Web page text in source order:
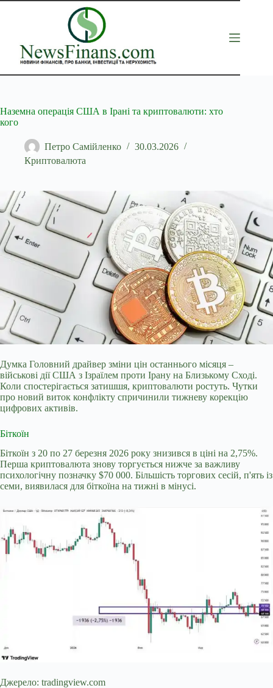
Перейти
Наземна операція США в Ірані та криптовалюти: хто
кого
Петро Самійленко
30.03.2026
Криптовалюта
Думка Головний драйвер зміни цін останнього місяця –
військові дії США з Ізраїлем проти Ірану на Близькому Сході.
Коли спостерігається затишшя, криптовалюти ростуть. Чутки
про новий виток конфлікту спричинили тижневу корекцію
цифрових активів.
Біткоїн
Біткоїн з 20 по 27 березня 2026 року знизився в ціні на 2,75%.
Перша криптовалюта знову торгується нижче за важливу
психологічну позначку $70 000. Більшість торгових сесій, п'ять із
семи, виявилася для біткоїна на тижні в мінусі.
Джерело: tradingview.com